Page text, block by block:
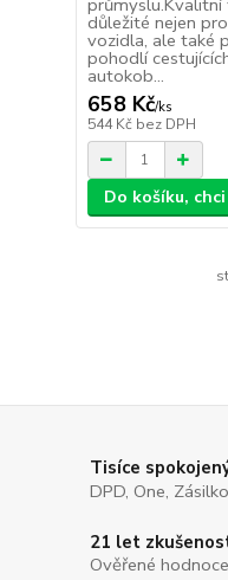
důležité nejen
vozidla, ale také
pohodlí
autokob...
658 Kč/ks
544 Kč bez DPH
Do košíku,
Tisíce
DPD, One,
21 let
Ověřené